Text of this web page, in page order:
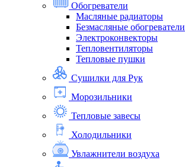
Обогреватели
Масляные радиаторы
Безмасляные обогреватели
Электроконвекторы
Тепловентиляторы
Тепловые пушки
Сушилки для Рук
Морозильники
Тепловые завесы
Холодильники
Увлажнители воздуха